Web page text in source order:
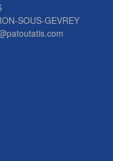
SOUS-GEVREY